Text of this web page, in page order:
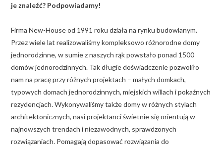
je znaleźć? Podpowiadamy!
Firma New-House od 1991 roku działa na rynku budowlanym.
Przez wiele lat realizowaliśmy kompleksowo różnorodne domy
jednorodzinne, w sumie z naszych rąk powstało ponad 1500
domów jednorodzinnych. Tak długie doświadczenie pozwoliło
nam na pracę przy różnych projektach – małych domkach,
typowych domach jednorodzinnych, miejskich willach i pokaźnych
rezydencjach. Wykonywaliśmy także domy w różnych stylach
architektonicznych, nasi projektanci świetnie się orientują w
najnowszych trendach i niezawodnych, sprawdzonych
rozwiązaniach. Pomagają dopasować rozwiązania do